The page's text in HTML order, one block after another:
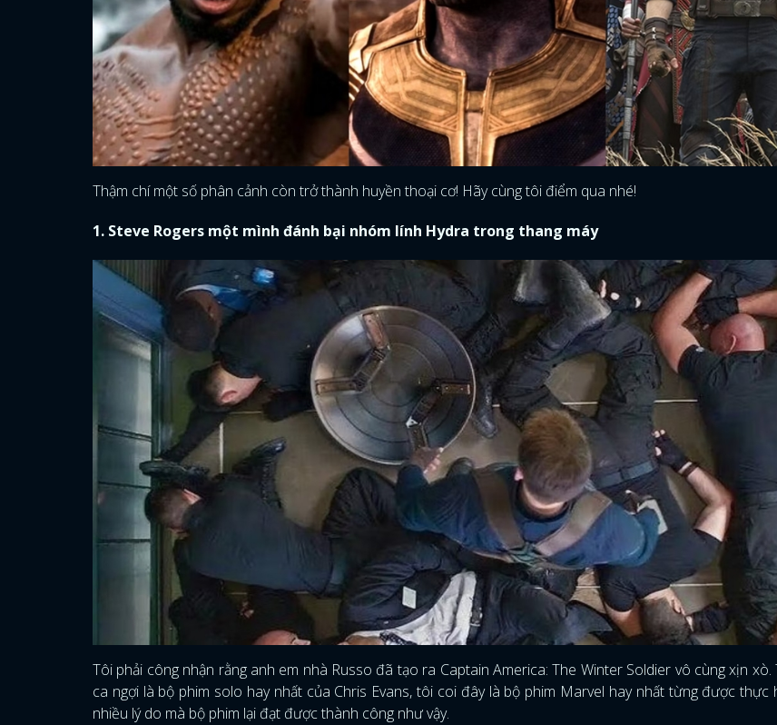
Thậm chí một số phân cảnh còn trở thành huyền thoại cơ! Hãy cùng tôi điểm qua nhé!
1. Steve Rogers một mình đánh bại nhóm lính Hydra trong thang máy
Tôi phải công nhận rằng anh em nhà Russo đã tạo ra Captain America: The Winter Soldier vô cùng xịn
ca ngợi là bộ phim solo hay nhất của Chris Evans, tôi coi đây là bộ phim Marvel hay nhất từng được thực
nhiều lý do mà bộ phim lại đạt được thành công như vậy.